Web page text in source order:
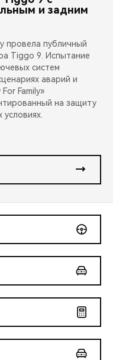
и задним
провела публичный
Tiggo 9. Испытание
систем
аварий и
Family»
на защиту